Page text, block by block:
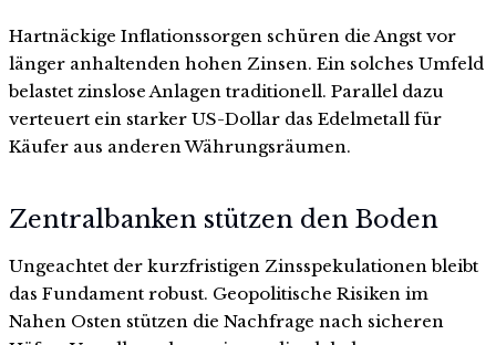
Hartnäckige Inflationssorgen schüren die Angst vor
länger anhaltenden hohen Zinsen. Ein solches Umfeld
belastet zinslose Anlagen traditionell. Parallel dazu
verteuert ein starker US-Dollar das Edelmetall für
Käufer aus anderen Währungsräumen.
Zentralbanken stützen den Boden
Ungeachtet der kurzfristigen Zinsspekulationen bleibt
das Fundament robust. Geopolitische Risiken im
Nahen Osten stützen die Nachfrage nach sicheren